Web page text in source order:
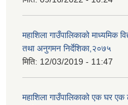
महाशिला गाउँपालिकाको माध्यमिक
तथा अनुगमन निर्देशिका,२०७५
मिति: 12/03/2019 - 11:47
महाशिला गाउँपालिकाको एक घर